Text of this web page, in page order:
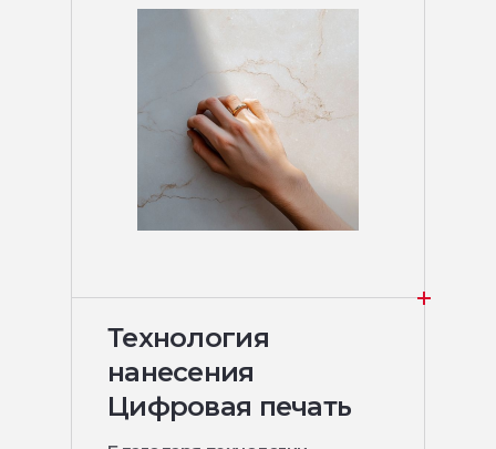
Технология
нанесения
Цифровая печать